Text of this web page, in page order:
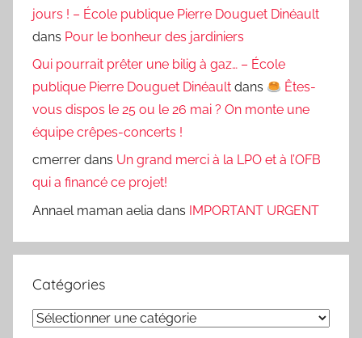
jours ! – École publique Pierre Douguet Dinéault
dans Pour le bonheur des jardiniers
Qui pourrait prêter une bilig à gaz… – École
publique Pierre Douguet Dinéault dans
Êtes-
vous dispos le 25 ou le 26 mai ? On monte une
équipe crêpes-concerts !
cmerrer dans Un grand merci à la LPO et à l’OFB
qui a financé ce projet!
Annael maman aelia dans IMPORTANT URGENT
Catégories
Catégories